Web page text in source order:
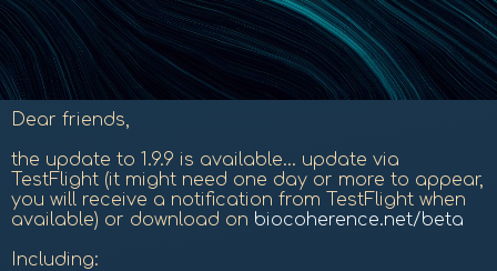
Dear friends,
the update to 1.9.9 is available... update via
TestFlight (it might need one day or more to appear,
you will receive a notification from TestFlight when
available) or download on biocoherence.net/beta
Including: